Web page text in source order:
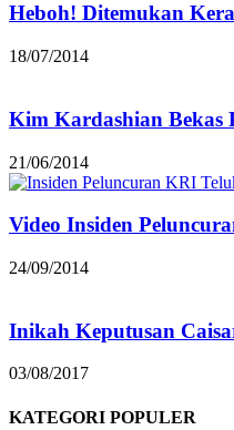
Heboh! Ditemukan
18/07/2014
Kim Kardashian Bekas
21/06/2014
Video Insiden
24/09/2014
Inikah Keputusan
03/08/2017
KATEGORI POPULER